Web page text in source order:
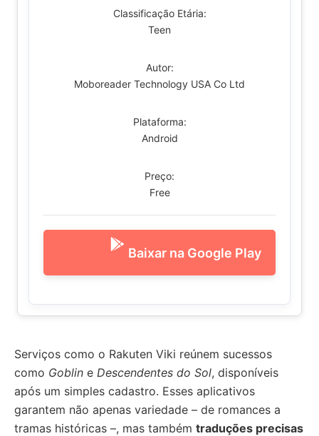
Classificação Etária:
Teen
Autor:
Moboreader Technology USA Co Ltd
Plataforma:
Android
Preço:
Free
Baixar na Google Play
Serviços como o Rakuten Viki reúnem sucessos
como Goblin e Descendentes do Sol, disponíveis
após um simples cadastro. Esses aplicativos
garantem não apenas variedade – de romances a
tramas históricas –, mas também traduções precisas